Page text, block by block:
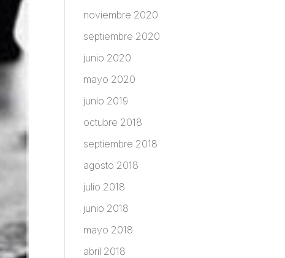
noviembre 2020
septiembre 2020
junio 2020
mayo 2020
junio 2019
octubre 2018
septiembre 2018
agosto 2018
julio 2018
junio 2018
mayo 2018
abril 2018